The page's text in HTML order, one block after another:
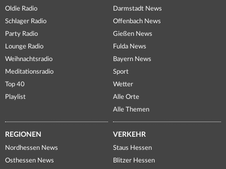
Oldie Radio
Schlager Radio
Party Radio
Lounge Radio
Weihnachtsradio
Meditationsradio
Top 40
Playlist
Darmstadt News
Offenbach News
Gießen News
Fulda News
Bayern News
Sport
Wetter
Alle Orte
Alle Themen
REGIONEN
Nordhessen News
Osthessen News
VERKEHR
Staus Hessen
Blitzer Hessen